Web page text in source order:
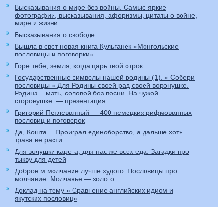
Высказывания о мире без войны. Самые яркие
фотографии, высказывания, афоризмы, цитаты о войне,
мире и жизни
Высказывания о свободе
Вышла в свет новая книга Кульганек «Монгольские
пословицы и поговорки»
Горе тебе, земля, когда царь твой отрок
Государственные символы нашей родины (1). « Собери
пословицы » Для Родины своей рад своей воронушке.
Родина – мать, соловей без песни. На чужой
сторонушке. — презентация
Григорий Петлеванный — 400 немецких рифмованных
пословиц и поговорок
Да, Кошта… Проиграл единоборство, а дальше хоть
трава не расти
Для золушки карета, для нас же всех еда. Загадки про
тыкву для детей
Доброе м молчание лучше худого. Пословицы про
молчание. Молчанье — золото
Доклад на тему » Сравнение английских идиом и
якутских пословиц»